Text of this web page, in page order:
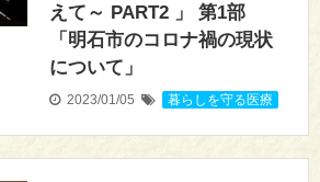
えて～ PART2 」 第1部
「明石市のコロナ禍の現状
について」
2023/01/05 暮らしを守る医療